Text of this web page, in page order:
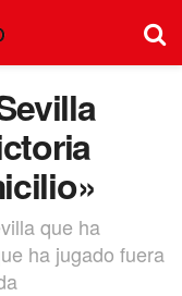
que ha
ha jugado fuera